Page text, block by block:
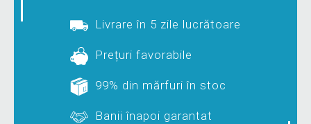
Livrare în 5 zile lucrătoare
Prețuri favorabile
99% din mărfuri în stoc
Banii înapoi garantat